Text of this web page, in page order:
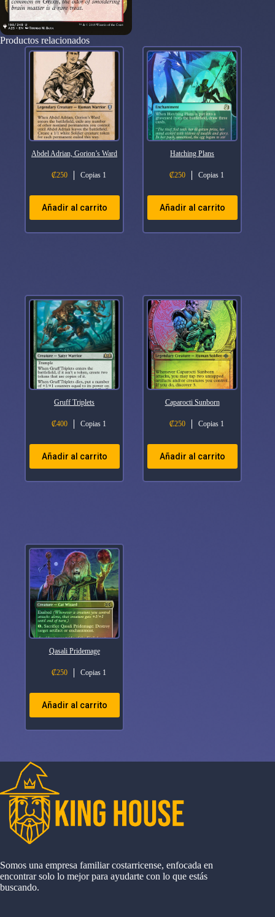
Productos relacionados
Abdel Adrian, Gorion’s Ward
₡250 Copias 1
Añadir al carrito
Hatching Plans
₡250 Copias 1
Añadir al carrito
Gruff Triplets
₡400 Copias 1
Añadir al carrito
Caparocti Sunborn
₡250 Copias 1
Añadir al carrito
Qasali Pridemage
₡250 Copias 1
Añadir al carrito
Somos una empresa familiar costarricense, enfocada en
encontrar solo lo mejor para ayudarte con lo que estás
buscando.